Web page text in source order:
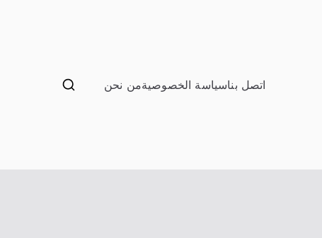
صيانة تصليح اثاث عفش
اتصل بناسياسة الخصوصيةمن نحن